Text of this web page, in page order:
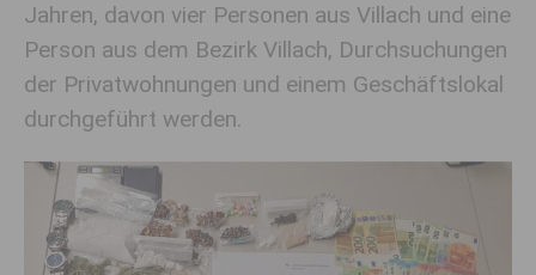
Jahren, davon vier Personen aus Villach und eine
Person aus dem Bezirk Villach, Durchsuchungen
der Privatwohnungen und einem Geschäftslokal
durchgeführt werden.